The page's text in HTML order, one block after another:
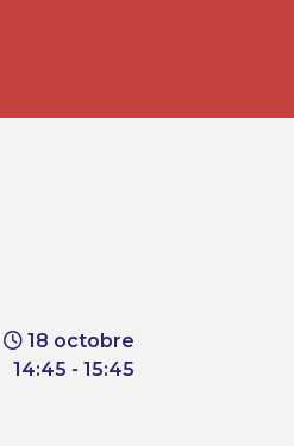
18 octobre
14:45 - 15:45